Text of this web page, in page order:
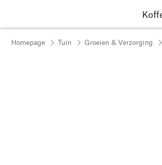
Homepage Tuin Groeien & Verzorging